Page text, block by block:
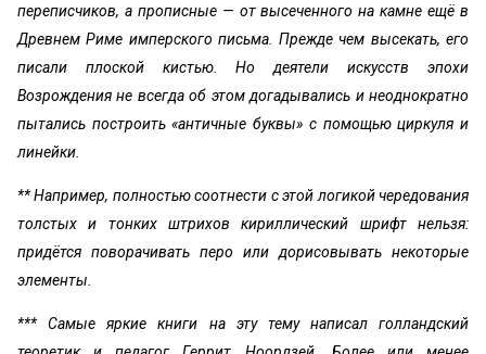
переписчиков, а прописные — от высеченного на камне ещё в
Древнем Риме имперского письма. Прежде чем высекать, его
писали плоской кистью. Но деятели искусств эпохи
Возрождения не всегда об этом догадывались и неоднократно
пытались построить «античные буквы» с помощью циркуля и
линейки.
** Например, полностью соотнести с этой логикой чередования
толстых и тонких штрихов кириллический шрифт нельзя:
придётся поворачивать перо или дорисовывать некоторые
элементы.
*** Самые яркие книги на эту тему написал голландский